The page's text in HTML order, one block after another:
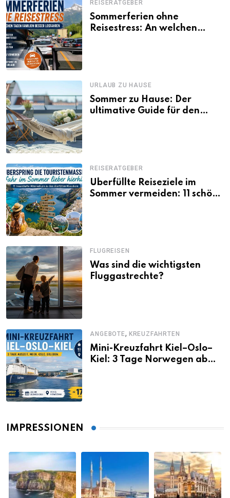
REISERATGEBER
Sommerferien ohne
Reisestress: An welchen
URLAUB ZU HAUSE
Sommer zu Hause: Der
ultimative Guide für den
REISERATGEBER
Überfüllte Reiseziele im
Sommer vermeiden: 11 schöne
FLUGREISEN
Was sind die wichtigsten
Fluggastrechte?
ANGEBOTE, KREUZFAHRTEN
Mini-Kreuzfahrt Kiel–Oslo–
Kiel: 3 Tage Norwegen ab
IMPRESSIONEN